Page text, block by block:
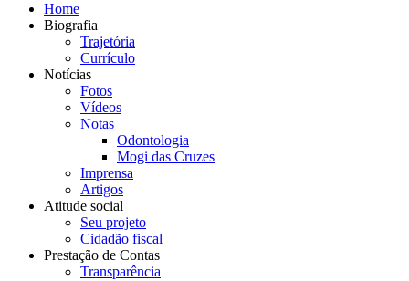
Home
Biografia
Trajetória
Currículo
Notícias
Fotos
Vídeos
Notas
Odontologia
Mogi das Cruzes
Imprensa
Artigos
Atitude social
Seu projeto
Cidadão fiscal
Prestação de Contas
Transparência